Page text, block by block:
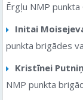
Ērgļu NMP
Initai
punkta brigādes
Kristīnei
NMP punkta